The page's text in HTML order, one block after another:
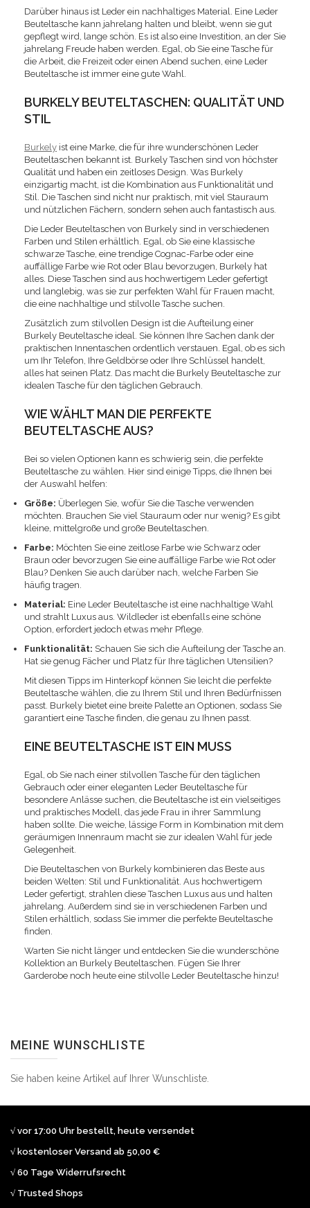
Darüber hinaus ist Leder ein nachhaltiges Material. Eine Leder
Beuteltasche kann jahrelang halten und bleibt, wenn sie gut
gepflegt wird, lange schön. Es ist also eine Investition, an der Sie
jahrelang Freude haben werden. Egal, ob Sie eine Tasche für
die Arbeit, die Freizeit oder einen Abend suchen, eine Leder
Beuteltasche ist immer eine gute Wahl.
BURKELY BEUTELTASCHEN: QUALITÄT UND
STIL
Burkely ist eine Marke, die für ihre wunderschönen Leder
Beuteltaschen bekannt ist. Burkely Taschen sind von höchster
Qualität und haben ein zeitloses Design. Was Burkely
einzigartig macht, ist die Kombination aus Funktionalität und
Stil. Die Taschen sind nicht nur praktisch, mit viel Stauraum
und nützlichen Fächern, sondern sehen auch fantastisch aus.
Die Leder Beuteltaschen von Burkely sind in verschiedenen
Farben und Stilen erhältlich. Egal, ob Sie eine klassische
schwarze Tasche, eine trendige Cognac-Farbe oder eine
auffällige Farbe wie Rot oder Blau bevorzugen, Burkely hat
alles. Diese Taschen sind aus hochwertigem Leder gefertigt
und langlebig, was sie zur perfekten Wahl für Frauen macht,
die eine nachhaltige und stilvolle Tasche suchen.
Zusätzlich zum stilvollen Design ist die Aufteilung einer
Burkely Beuteltasche ideal. Sie können Ihre Sachen dank der
praktischen Innentaschen ordentlich verstauen. Egal, ob es sich
um Ihr Telefon, Ihre Geldbörse oder Ihre Schlüssel handelt,
alles hat seinen Platz. Das macht die Burkely Beuteltasche zur
idealen Tasche für den täglichen Gebrauch.
WIE WÄHLT MAN DIE PERFEKTE
BEUTELTASCHE AUS?
Bei so vielen Optionen kann es schwierig sein, die perfekte
Beuteltasche zu wählen. Hier sind einige Tipps, die Ihnen bei
der Auswahl helfen:
Größe: Überlegen Sie, wofür Sie die Tasche verwenden
möchten. Brauchen Sie viel Stauraum oder nur wenig? Es gibt
kleine, mittelgroße und große Beuteltaschen.
Farbe: Möchten Sie eine zeitlose Farbe wie Schwarz oder
Braun oder bevorzugen Sie eine auffällige Farbe wie Rot oder
Blau? Denken Sie auch darüber nach, welche Farben Sie
häufig tragen.
Material: Eine Leder Beuteltasche ist eine nachhaltige Wahl
und strahlt Luxus aus. Wildleder ist ebenfalls eine schöne
Option, erfordert jedoch etwas mehr Pflege.
Funktionalität: Schauen Sie sich die Aufteilung der Tasche an.
Hat sie genug Fächer und Platz für Ihre täglichen Utensilien?
Mit diesen Tipps im Hinterkopf können Sie leicht die perfekte
Beuteltasche wählen, die zu Ihrem Stil und Ihren Bedürfnissen
passt. Burkely bietet eine breite Palette an Optionen, sodass Sie
garantiert eine Tasche finden, die genau zu Ihnen passt.
EINE BEUTELTASCHE IST EIN MUSS
Egal, ob Sie nach einer stilvollen Tasche für den täglichen
Gebrauch oder einer eleganten Leder Beuteltasche für
besondere Anlässe suchen, die Beuteltasche ist ein vielseitiges
und praktisches Modell, das jede Frau in ihrer Sammlung
haben sollte. Die weiche, lässige Form in Kombination mit dem
geräumigen Innenraum macht sie zur idealen Wahl für jede
Gelegenheit.
Die Beuteltaschen von Burkely kombinieren das Beste aus
beiden Welten: Stil und Funktionalität. Aus hochwertigem
Leder gefertigt, strahlen diese Taschen Luxus aus und halten
jahrelang. Außerdem sind sie in verschiedenen Farben und
Stilen erhältlich, sodass Sie immer die perfekte Beuteltasche
finden.
Warten Sie nicht länger und entdecken Sie die wunderschöne
Kollektion an Burkely Beuteltaschen. Fügen Sie Ihrer
Garderobe noch heute eine stilvolle Leder Beuteltasche hinzu!
MEINE WUNSCHLISTE
Sie haben keine Artikel auf Ihrer Wunschliste.
√ vor 17:00 Uhr bestellt, heute versendet
√ kostenloser Versand ab 50,00 €
√ 60 Tage Widerrufsrecht
√ Trusted Shops